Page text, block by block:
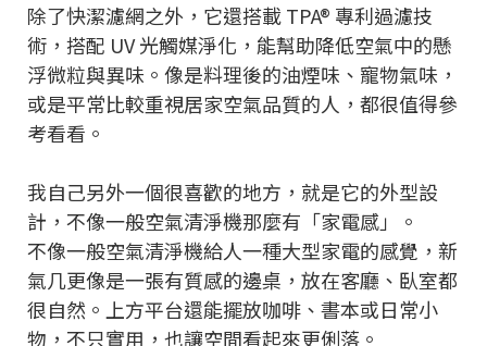
除了快潔濾網之外，它還搭載 TPA® 專利過濾技
術，搭配 UV 光觸媒淨化，能幫助降低空氣中的懸
浮微粒與異味。像是料理後的油煙味、寵物氣味，
或是平常比較重視居家空氣品質的人，都很值得參
考看看。
我自己另外一個很喜歡的地方，就是它的外型設
計，不像一般空氣清淨機那麼有「家電感」。
不像一般空氣清淨機給人一種大型家電的感覺，新
氣几更像是一張有質感的邊桌，放在客廳、臥室都
很自然。上方平台還能擺放咖啡、書本或日常小
物，不只實用，也讓空間看起來更俐落。